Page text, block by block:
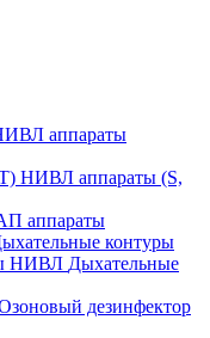
аппараты
НИВЛ аппараты (S,
аппараты
контуры
Дыхательные
дезинфектор